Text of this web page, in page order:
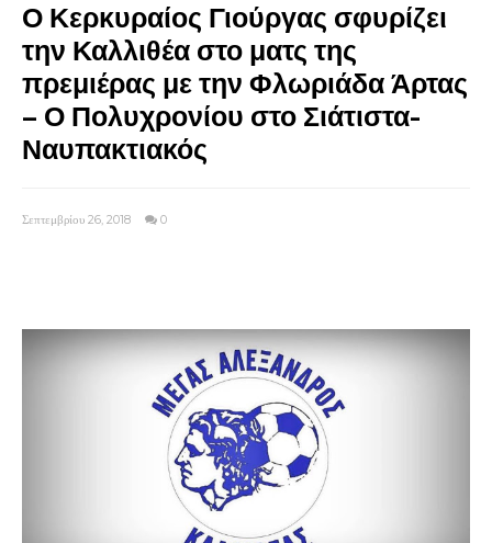
Ο Κερκυραίος Γιούργας σφυρίζει
την Καλλιθέα στο ματς της
πρεμιέρας με την Φλωριάδα Άρτας
– Ο Πολυχρονίου στο Σιάτιστα-
Ναυπακτιακός
Σεπτεμβρίου 26, 2018 0